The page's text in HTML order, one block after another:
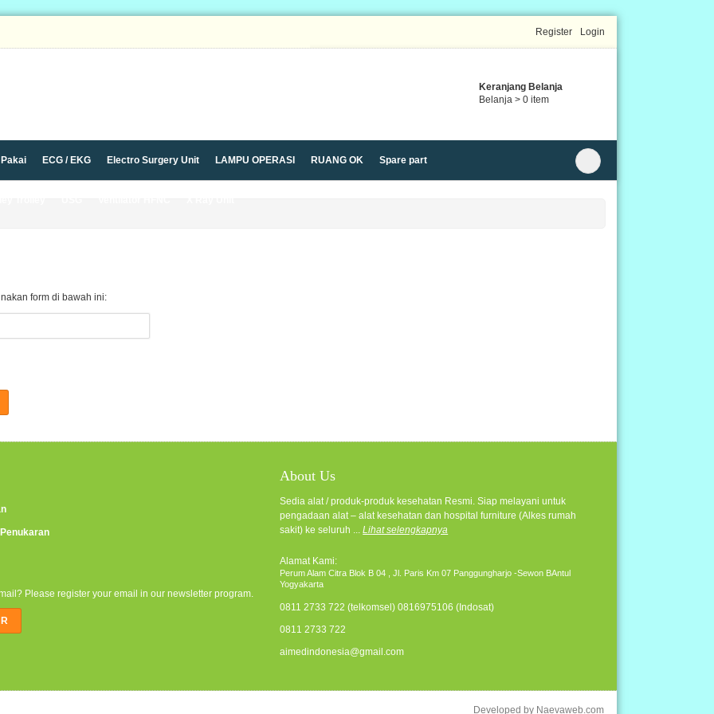
Login
Register
Keranjang Belanja
Belanja > 0 item
ECG / EKG Electro Surgery Unit LAMPU OPERASI RUANG OK Spare part
form di bawah ini:
About Us
Sedia alat / produk-produk kesehatan Resmi. Siap melayani untuk
pengadaan alat – alat kesehatan dan hospital furniture (Alkes rumah
sakit) ke seluruh ...Lihat selengkapnya
Alamat Kami:
Perum Alam Citra Blok B 04 , Jl. Paris Km 07 Panggungharjo -Sewon BAntul
Yogyakarta
0811 2733 722 (telkomsel) 0816975106 (Indosat)
0811 2733 722
aimedindonesia@gmail.com
Please register your email in our newsletter program.
Developed by Naevaweb.com